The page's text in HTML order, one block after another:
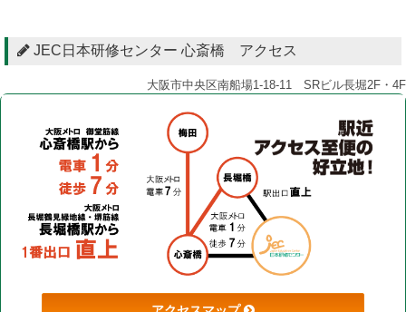
JEC日本研修センター 心斎橋 アクセス
大阪市中央区南船場1-18-11 SRビル長堀2F・4F